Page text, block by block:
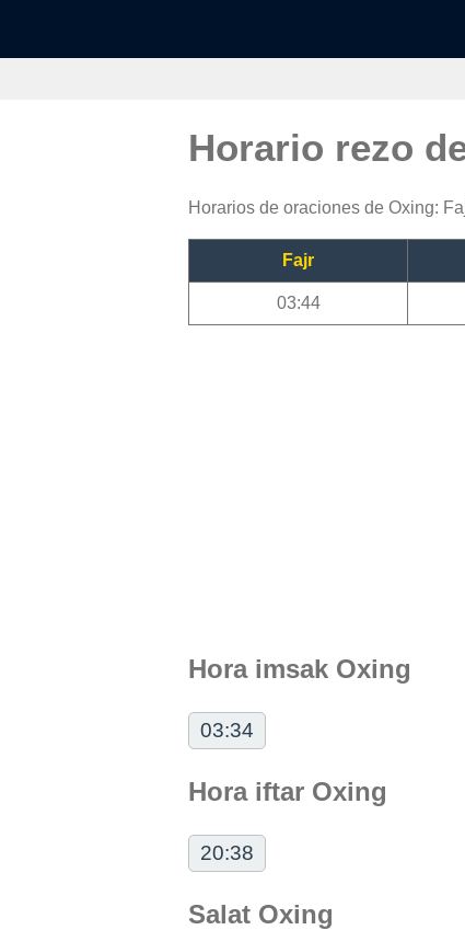
Horario rezo
Horarios de oraciones de Oxing:
Fajr
03:44
Hora imsak Oxing
03:34
Hora iftar Oxing
20:38
Salat Oxing